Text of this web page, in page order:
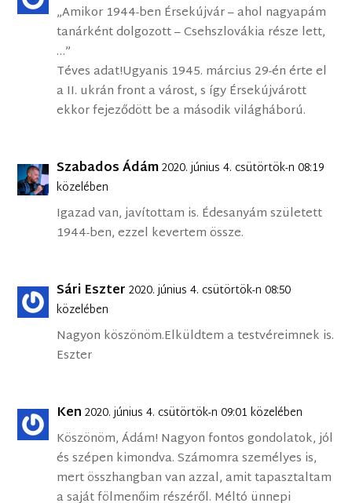
„Amikor 1944-ben Érsekújvár – ahol nagyapám
tanárként dolgozott – Csehszlovákia része lett,
…”
Téves adat!Ugyanis 1945. március 29-én érte el
a II. ukrán front a várost, s így Érsekújvárott
ekkor fejeződött be a második világháború.
Szabados Ádám2020. június 4. csütörtök-n 08:19
közelében
Igazad van, javítottam is. Édesanyám született
1944-ben, ezzel kevertem össze.
Sári Eszter 2020. június 4. csütörtök-n 08:50
közelében
Nagyon köszönöm.Elküldtem a testvéreimnek is.
Eszter
Ken 2020. június 4. csütörtök-n 09:01 közelében
Köszönöm, Ádám! Nagyon fontos gondolatok, jól
és szépen kimondva. Számomra személyes is,
mert összhangban van azzal, amit tapasztaltam
a saját fölmenőim részéről. Méltó ünnepi